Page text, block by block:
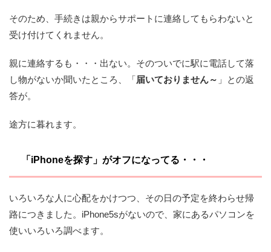
そのため、手続きは親からサポートに連絡してもらわないと
受け付けてくれません。
親に連絡するも・・・ 出ない。 そのついでに駅に電話して落
し物がないか聞いたところ、「届いておりません～ 」との返
答が。
途方に暮れます。
「iPhoneを探す」がオフになってる・・・
いろいろな人に心配をかけつつ、その日の予定を終わらせ帰
路につきました。iPhone5sがないので、家にあるパソコンを
使いいろいろ調べます。